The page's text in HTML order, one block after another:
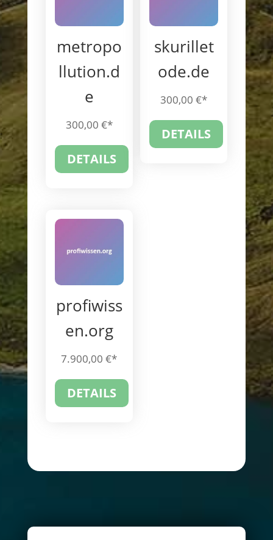
metropo
llution.d
e
300,00 €
DETAILS
skurillet
ode.de
300,00€
DETAILS
profiwiss
en.org
7.900,00€
DETAILS